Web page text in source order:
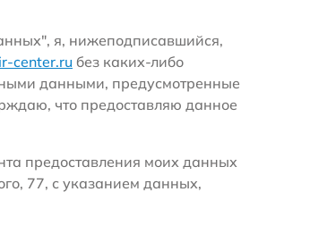
я, нижеподписавшийся,
center.ru без каких-либо
данными, предусмотренные
что предоставляю данное
предоставления моих данных
77, с указанием данных,